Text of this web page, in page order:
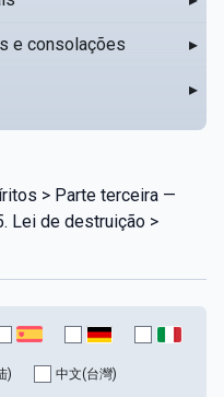
e consolações ▸
▸
> Parte terceira —
Lei de destruição >
) 中文(台灣)